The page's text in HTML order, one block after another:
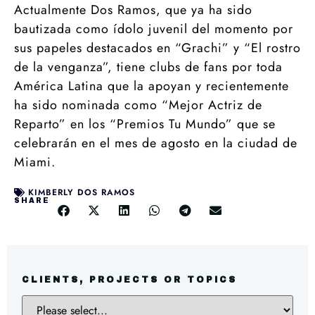
Actualmente Dos Ramos, que ya ha sido
bautizada como ídolo juvenil del momento por
sus papeles destacados en “Grachi” y “El rostro
de la venganza”, tiene clubs de fans por toda
América Latina que la apoyan y recientemente
ha sido nominada como “Mejor Actriz de
Reparto” en los “Premios Tu Mundo” que se
celebrarán en el mes de agosto en la ciudad de
Miami.
KIMBERLY DOS RAMOS
SHARE
CLIENTS, PROJECTS OR TOPICS